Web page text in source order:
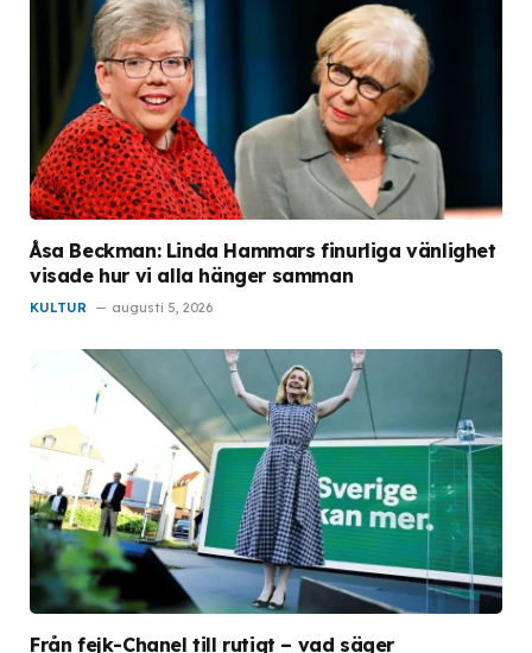
Åsa Beckman: Linda Hammars finurliga vänlighet
visade hur vi alla hänger samman
KULTUR augusti 5, 2026
Från fejk-Chanel till rutigt – vad säger